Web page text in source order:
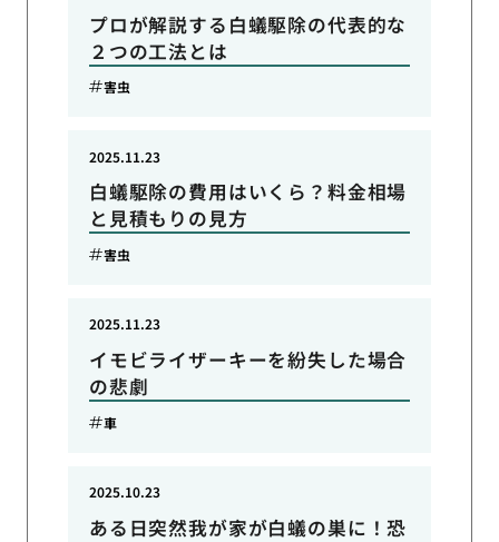
プロが解説する白蟻駆除の代表的な
２つの工法とは
害虫
白蟻駆除の費用はいくら？料金相場
と見積もりの見方
2025.11.23
害虫
イモビライザーキーを紛失した場合
の悲劇
2025.11.23
車
ある日突然我が家が白蟻の巣に！恐
2025.10.23